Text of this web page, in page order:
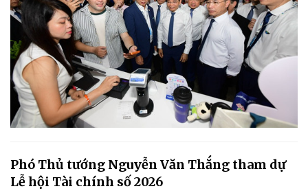
Phó Thủ tướng Nguyễn Văn Thắng tham dự
Lễ hội Tài chính số 2026